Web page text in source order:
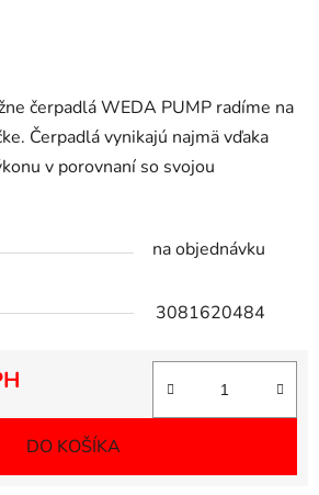
čerpadlá WEDA PUMP radíme na
Čerpadlá vynikajú najmä vďaka
v porovnaní so svojou
na objednávku
3081620484
DO KOŠÍKA